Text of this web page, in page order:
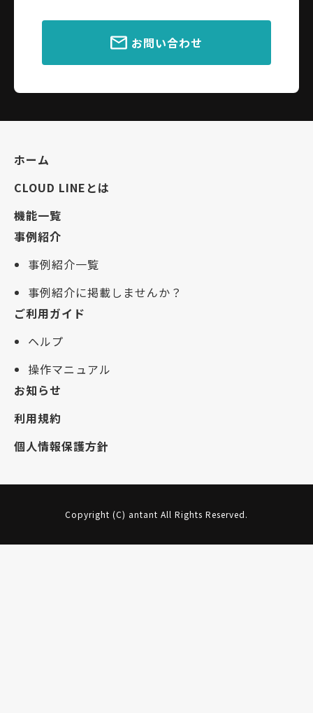
お問い合わせ
ホーム
CLOUD LINEとは
機能一覧
事例紹介
事例紹介一覧
事例紹介に掲載しませんか？
ご利用ガイド
ヘルプ
操作マニュアル
お知らせ
利用規約
個人情報保護方針
Copyright (C) antant All Rights Reserved.